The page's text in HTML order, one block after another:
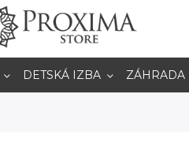
DETSKÁ IZBA ZÁHRADA